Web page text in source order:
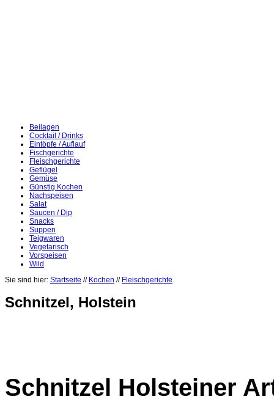
Beilagen
Cocktail / Drinks
Eintöpfe / Auflauf
Fischgerichte
Fleischgerichte
Geflügel
Gemüse
Günstig Kochen
Nachspeisen
Salat
Saucen / Dip
Snacks
Suppen
Teigwaren
Vegetarisch
Vorspeisen
Wild
Sie sind hier: Startseite // Kochen // Fleischgerichte
Schnitzel, Holstein
Schnitzel Holsteiner